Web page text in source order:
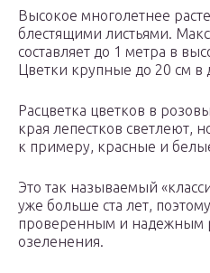
Высокое многолетнее
блестящими листьями.
составляет до 1 метра в
Цветки крупные до 20 см в
Расцветка цветков в
края лепестков светлеют,
к примеру, красные и
Это так называемый
уже больше ста лет,
проверенным и надежным
озеленения.